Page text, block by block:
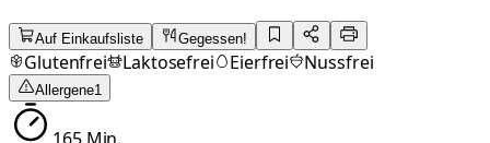
Auf Einkaufsliste Gegessen!
Glutenfrei Laktosefrei Eierfrei Nussfrei
Allergene1